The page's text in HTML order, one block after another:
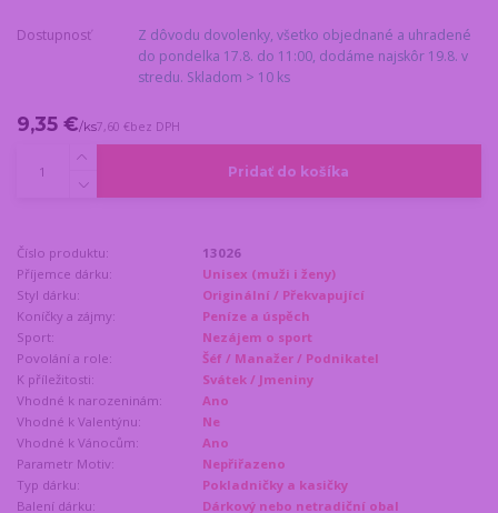
Dostupnosť
Z dôvodu dovolenky, všetko objednané a uhradené
do pondelka 17.8. do 11:00, dodáme najskôr 19.8. v
stredu. Skladom > 10 ks
9,35 €/ks7,60 €bez DPH
Pridať do košíka
Číslo produktu:
13026
Příjemce dárku:
Unisex (muži i ženy)
Styl dárku:
Originální / Překvapující
Koníčky a zájmy:
Peníze a úspěch
Sport:
Nezájem o sport
Povolání a role:
Šéf / Manažer / Podnikatel
K příležitosti:
Svátek / Jmeniny
Vhodné k narozeninám:
Ano
Vhodné k Valentýnu:
Ne
Vhodné k Vánocům:
Ano
Parametr Motiv:
Nepřiřazeno
Typ dárku:
Pokladničky a kasičky
Balení dárku:
Dárkový nebo netradiční obal